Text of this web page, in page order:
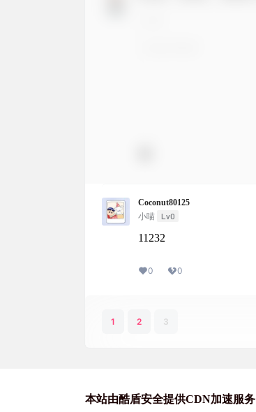
Coconut80125
小喵
Lv0
11232
0 0
1 2 3
本站由酷盾安全提供CDN加速服务